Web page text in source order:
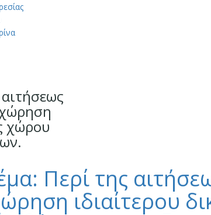
χώρου
Περί της
ιδιαίτερου